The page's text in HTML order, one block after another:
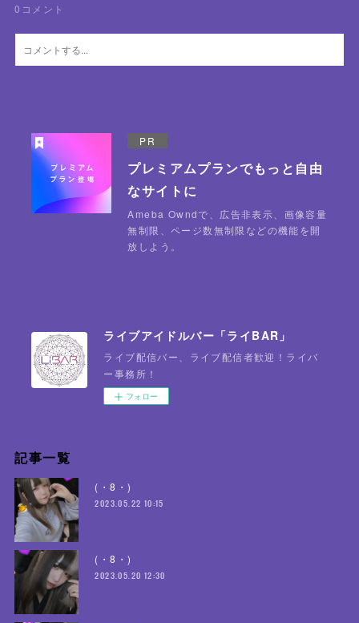
0 コメント
PR
プレミアムプランでもっと自由
なサイトに
Ameba Owndで、広告非表示、画像容量
無制限、ページ数無制限などの機能を開
放しよう。
ライブアイドルバー「ライBAR」
ライブ配信バー、ライブ配信者歓迎！ライバ
ー事務所！
フォロー
記事一覧
(・8・)
2023.05.22 10:15
(・8・)
2023.05.20 12:30